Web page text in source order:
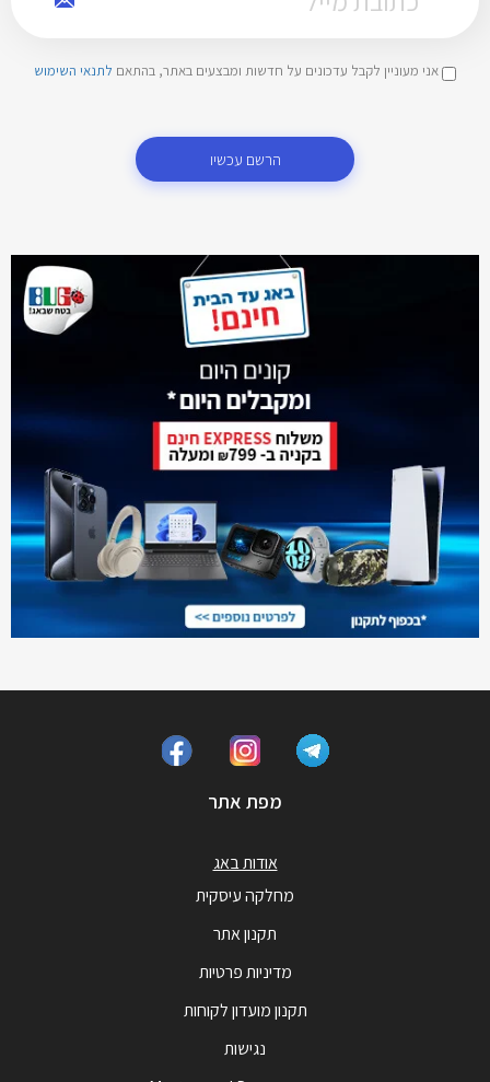
אני מעוניין לקבל עדכונים על חדשות ומבצעים באתר, בהתאם לתנאי השימוש
הרשם עכשיו
מפת אתר
אודות באג
מחלקה עיסקית
תקנון אתר
מדיניות פרטיות
תקנון מועדון לקוחות
נגישות